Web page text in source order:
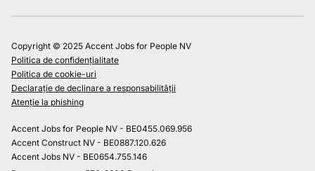
Copyright © 2025 Accent Jobs for People NV
Politica de confidențialitate
Politica de cookie-uri
Declarație de declinare a responsabilității
Atenție la phishing
Accent Jobs for People NV - BE0455.069.956
Accent Construct NV - BE0887.120.626
Accent Jobs NV - BE0654.755.146